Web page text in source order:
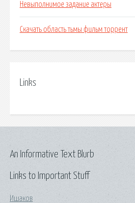
Невыполнимое задание актеры
Скачать область тьмы фильм торрент
Links
Links to Important Stuff
Ишаков
An Informative Text Blurb